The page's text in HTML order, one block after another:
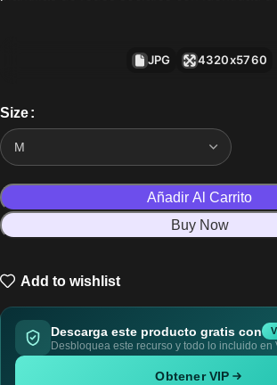
JPG 4320x5760
Size
Añadir Al Carrito
Buy Now
Add to wishlist
Descarga este producto gratis con
Desbloquea este recurso y todo lo incluido en
Obtener VIP